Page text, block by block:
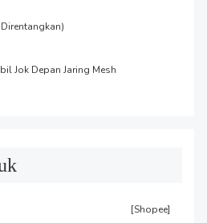
Jok Depan Jaring Mesh
[Shopee]